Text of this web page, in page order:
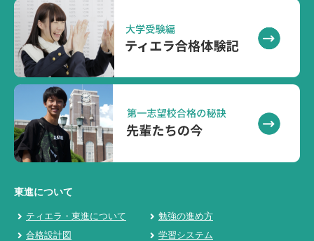
東進について
ティエラ・東進について
勉強の進め方
合格設計図
学習システム